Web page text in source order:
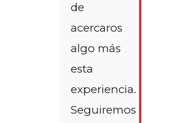
de
acercaros
algo más
esta
experiencia.
Seguiremos